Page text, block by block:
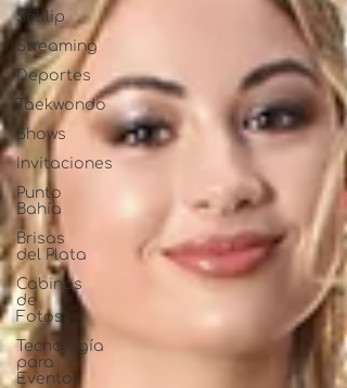
Selflip
Streaming
Deportes
Taekwondo
Shows
Invitaciones
Punto
Bahía
Brisas
del Plata
Cabinas
de
Fotos
Tecnología
para
Eventos